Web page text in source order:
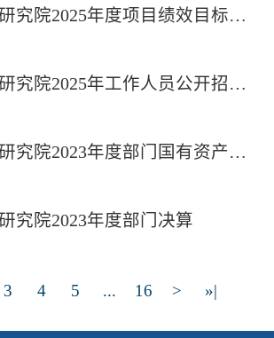
上海国际问题研究院2025年度项目绩效目标汇总表
上海国际问题研究院2025年工作人员公开招聘公告
上海国际问题研究院2023年度部门国有资产管理情况公开
究院2023年度部门决算
3 4 5 ... 16 > »|